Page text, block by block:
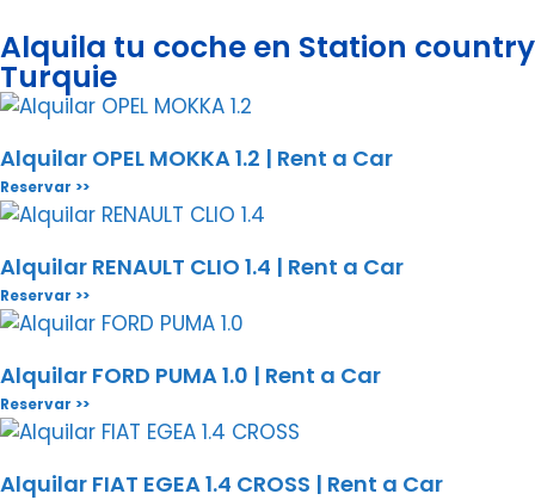
Alquila tu coche en Station country
Turquie
Alquilar OPEL MOKKA 1.2 | Rent a Car
Reservar >>
Alquilar RENAULT CLIO 1.4 | Rent a Car
Reservar >>
Alquilar FORD PUMA 1.0 | Rent a Car
Reservar >>
Alquilar FIAT EGEA 1.4 CROSS | Rent a Car